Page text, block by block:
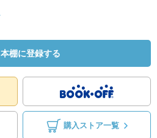
本棚に登録する
購入ストア一覧